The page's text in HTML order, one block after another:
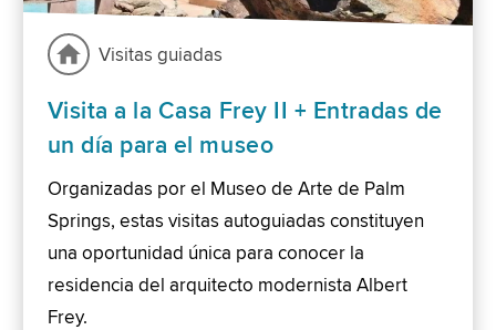
Visitas guiadas
Visita a la Casa Frey II + Entradas de
un día para el museo
Organizadas por el Museo de Arte de Palm
Springs, estas visitas autoguiadas constituyen
una oportunidad única para conocer la
residencia del arquitecto modernista Albert
Frey.